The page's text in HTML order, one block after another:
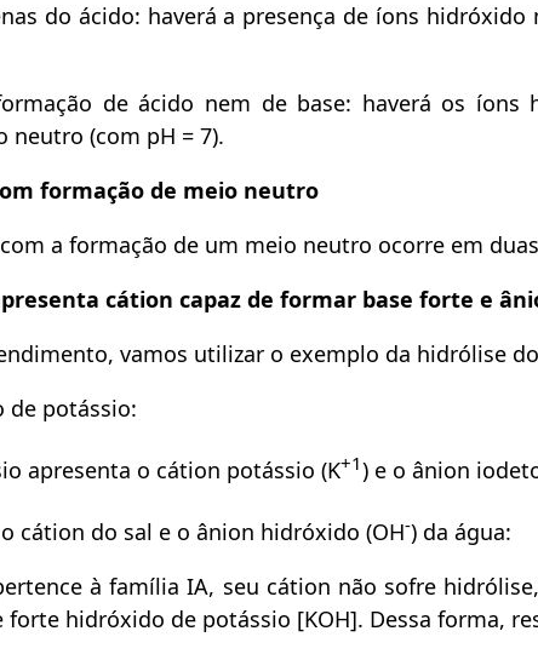
do ácido: haverá a presença de íons
de ácido nem de base: haverá os
neutro (com pH = 7).
formação de meio neutro
a formação de um meio neutro ocorre em
cátion capaz de formar base forte e
vamos utilizar o exemplo da hidrólise
de potássio:
apresenta o cátion potássio (K+1) e o ânion
cátion do sal e o ânion hidróxido (OH-) da água:
à família IA, seu cátion não sofre
forte hidróxido de potássio [KOH]. Dessa forma,